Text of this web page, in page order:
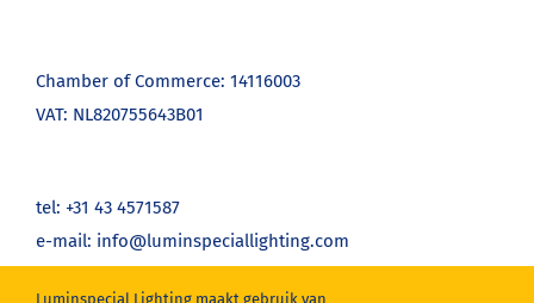
Chamber of Commerce: 14116003
VAT: NL820755643B01
tel: +31 43 4571587
e-mail: info@luminspeciallighting.com
Luminspecial Lighting maakt gebruik van